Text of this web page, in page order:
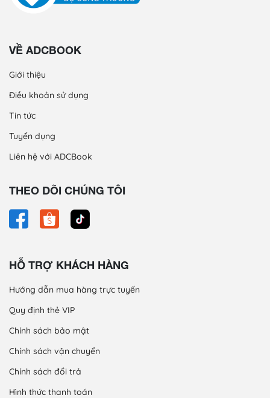
VỀ ADCBOOK
Giới thiệu
Điều khoản sử dụng
Tin tức
Tuyển dụng
Liên hệ với ADCBook
THEO DÕI CHÚNG TÔI
HỖ TRỢ KHÁCH HÀNG
Hướng dẫn mua hàng trực tuyến
Quy định thẻ VIP
Chính sách bảo mật
Chính sách vận chuyển
Chính sách đổi trả
Hình thức thanh toán